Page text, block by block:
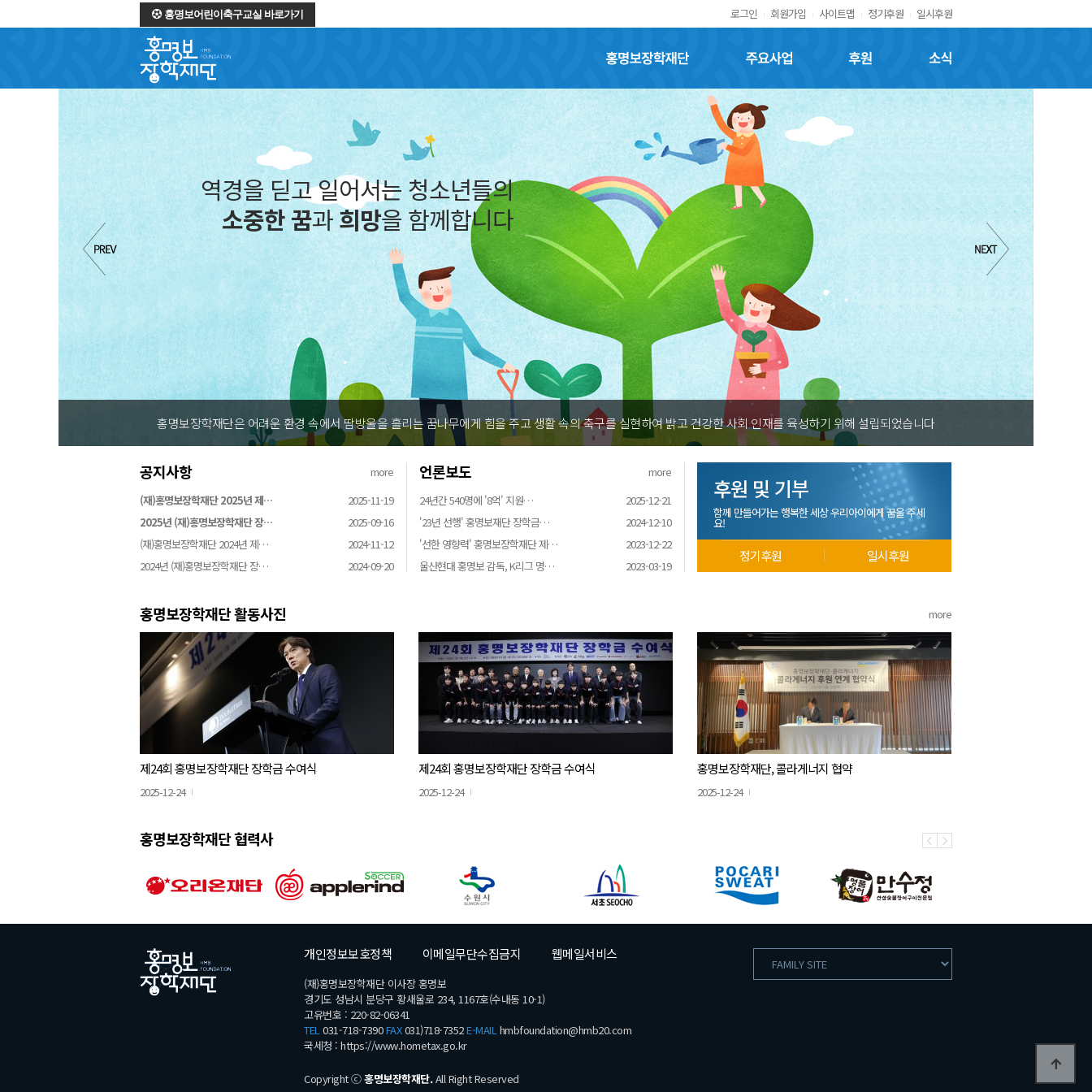
홍명보어린이축구교실 바로가기 로그인 회원가입 사이트맵 정기후원 일시후원
홍명보장학재단 주요사업 후원 소식
역경을 딛고 일어서는 청소년들의
소중한 꿈과희망을 함께합니다
홍명보장학재단은 어려운 환경 속에서 땀방울을 흘리는 꿈나무에게 힘을 주고 생활 속의 축구를 실현하여 밝고 건강한 사회 인재를 육성하기 위해 설립되었습니
공지사항
more
(재)홍명보장학재단 2025년 제…
2025-11-19
2025년 (재)홍명보장학재단 장…
2025-09-16
(재)홍명보장학재단 2024년 제…
2024-11-12
2024년 (재)홍명보장학재단 장…
2024-09-20
언론보도
more
24년간 540명에 '8억' 지원…
2025-12-21
'23년 선행' 홍명보재단 장학금…
2024-12-10
'선한 영향력' 홍명보장학재단 제…
2023-12-22
울산현대 홍명보 감독, K리그 명…
2023-03-19
후원 및 기부
함께 만들어가는 행복한 세상 우리아이에게 꿈을 주세
요!
정기후원 일시후원
홍명보장학재단 활동사진 more
제24회 홍명보장학재단 장학금 수여식
2025-12-24
제24회 홍명보장학재단 장학금 수여식
2025-12-24
홍명보장학재단, 콜라게너지 협약
2025-12-24
홍명보장학재단 협력사
개인정보보호정책 이메일무단수집금지 웹메일서비스
(재)홍명보장학재단 이사장 홍명보
경기도 성남시 분당구 황새울로 234, 1167호(수내동 10-1)
고유번호 : 220-82-06341
TEL031-718-7390FAX031)718-7352E-MAILhmbfoundation@hmb20.com
국세청 : https://www.hometax.go.kr
Copyright ⓒ홍명보장학재단.All Right Reserved